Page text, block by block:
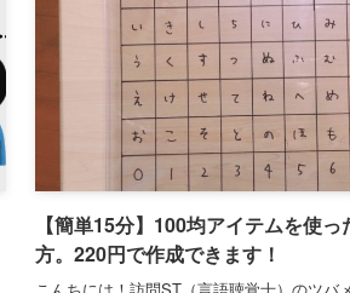
【簡単15分】100均アイテムを使
方。220円で作成できます！